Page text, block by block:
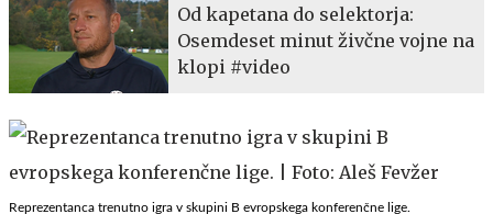
Od kapetana do selektorja:
Osemdeset minut živčne vojne na
klopi #video
Reprezentanca trenutno igra v skupini B evropskega konferenčne lige.